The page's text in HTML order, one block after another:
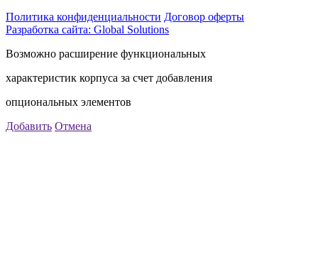
Политика конфиденциальности Договор оферты
Разработка сайта: Global Solutions
Возможно расширение функциональных
характеристик корпуса за счет добавления
опциональных элементов
Добавить Отмена